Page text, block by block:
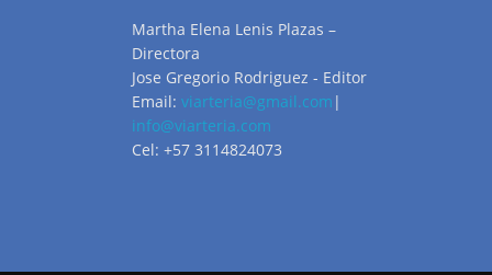
Martha Elena Lenis Plazas –
Directora
Jose Gregorio Rodriguez - Editor
Email: viarteria@gmail.com |
info@viarteria.com
Cel: +57 3114824073